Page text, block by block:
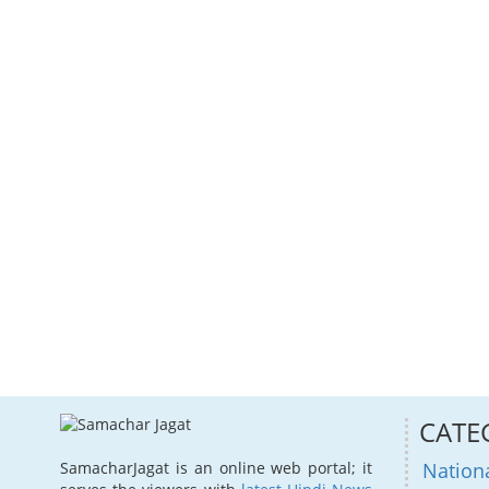
SamacharJagat is an online web portal; it